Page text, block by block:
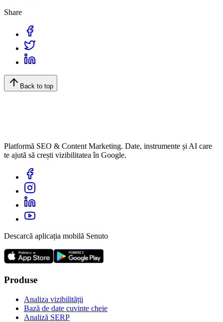
Share
Back to top
Platformă SEO & Content Marketing. Date, instrumente și AI care
te ajută să crești vizibilitatea în Google.
Descarcă aplicația mobilă Senuto
Produse
Analiza vizibilității
Bază de date cuvinte cheie
Analiză SERP